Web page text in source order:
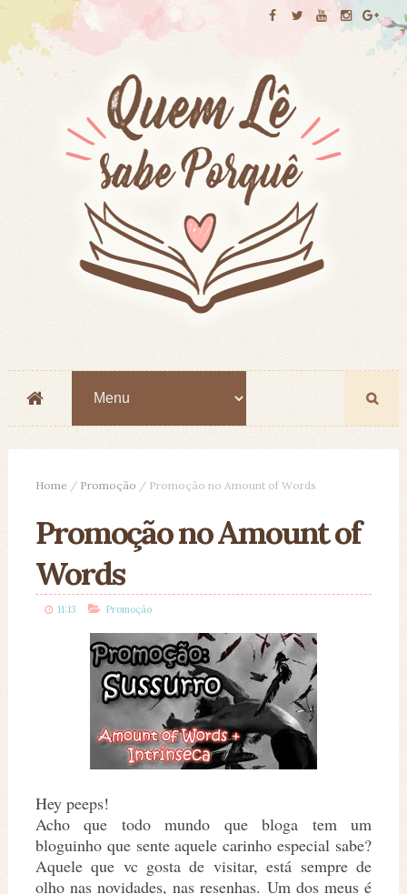
Home / Promoção / Promoção no Amount of Words
Promoção no Amount of
Words
11:13 Promoção
Hey peeps!
Acho que todo mundo que bloga tem um
bloguinho que sente aquele carinho especial sabe?
Aquele que vc gosta de visitar, está sempre de
olho nas novidades, nas resenhas. Um dos meus é